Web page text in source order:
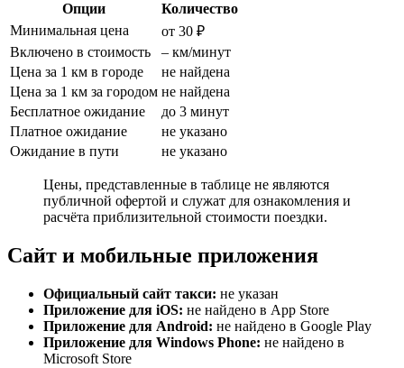
Опции
Количество
Минимальная цена
от 30 ₽
Включено в стоимость
– км/минут
Цена за 1 км в городе
не найдена
Цена за 1 км за городом не найдена
Бесплатное ожидание
до 3 минут
Платное ожидание
не указано
Ожидание в пути
не указано
Цены, представленные в таблице не являются
публичной офертой и служат для ознакомления и
расчёта приблизительной стоимости поездки.
Сайт и мобильные приложения
Официальный сайт такси: не указан
Приложение для iOS: не найдено в App Store
Приложение для Android: не найдено в Google Play
Приложение для Windows Phone: не найдено в
Microsoft Store